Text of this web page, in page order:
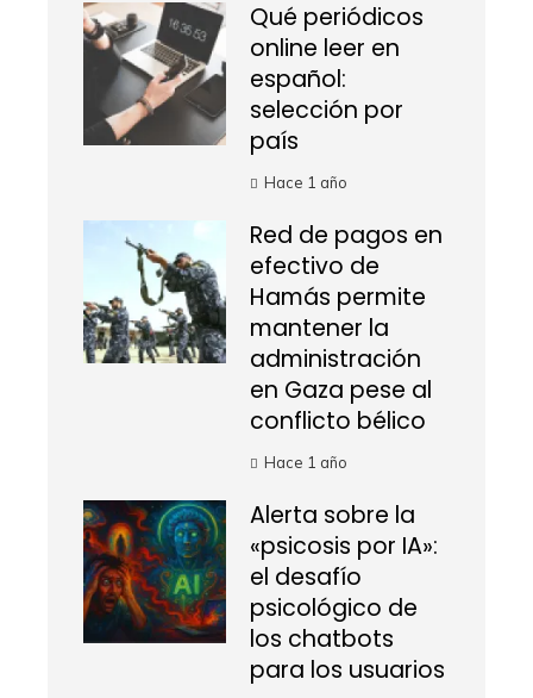
Qué periódicos
online leer en
español:
selección por
país
Hace 1 año
Red de pagos en
efectivo de
Hamás permite
mantener la
administración
en Gaza pese al
conflicto bélico
Hace 1 año
Alerta sobre la
«psicosis por IA»:
el desafío
psicológico de
los chatbots
para los usuarios